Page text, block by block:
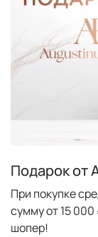
Подарок от
При покупке
сумму от 15
шопер!